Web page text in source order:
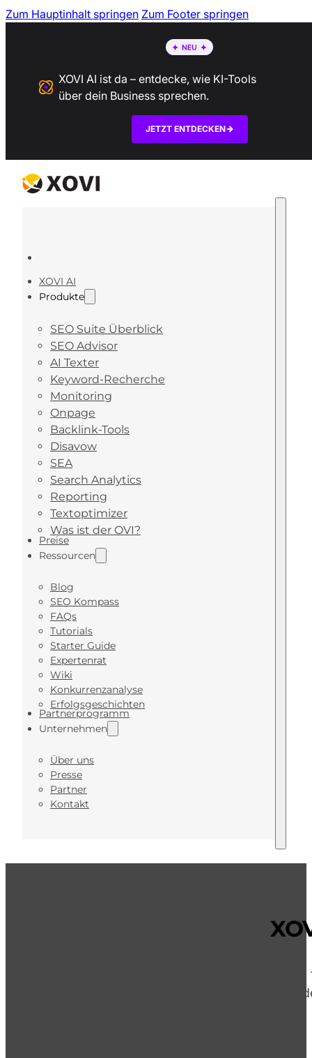
Zum Hauptinhalt springen Zum Footer springen
XOVI AI ist da – entdecke, wie KI-Tools
über dein Business sprechen.
JETZT ENTDECKEN
XOVI AI
Produkte
SEO Suite Überblick
SEO Advisor
AI Texter
Keyword-Recherche
Monitoring
Onpage
Backlink-Tools
Disavow
SEA
Search Analytics
Reporting
Textoptimizer
Was ist der OVI?
Preise
Ressourcen
Blog
SEO Kompass
FAQs
Tutorials
Starter Guide
Expertenrat
Wiki
Konkurrenzanalyse
Erfolgsgeschichten
Partnerprogramm
Unternehmen
Über uns
Presse
Partner
Kontakt
Wusstest du, dass 65% der Menschen es
was absolut verständlich ist. Genau hier kommt